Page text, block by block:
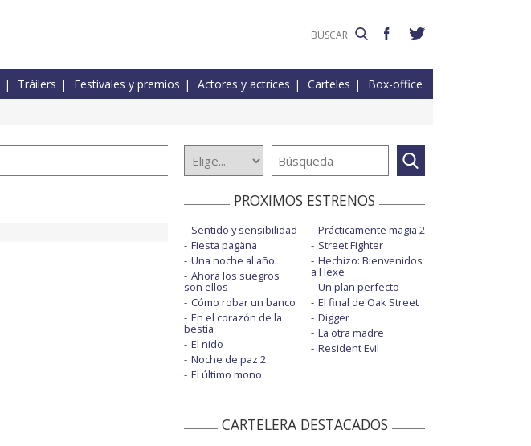
Tráilers Festivales y premios Actores y actrices Carteles Box-office
PROXIMOS ESTRENOS
Sentido y sensibilidad
Fiesta pagäna
Una noche al año
Ahora los suegros
son ellos
Cómo robar un banco
En el corazón de la
bestia
El nido
Noche de paz 2
El último mono
Prácticamente magia 2
Street Fighter
Hechizo: Bienvenidos
a Hexe
Un plan perfecto
El final de Oak Street
Digger
La otra madre
Resident Evil
CARTELERA DESTACADOS